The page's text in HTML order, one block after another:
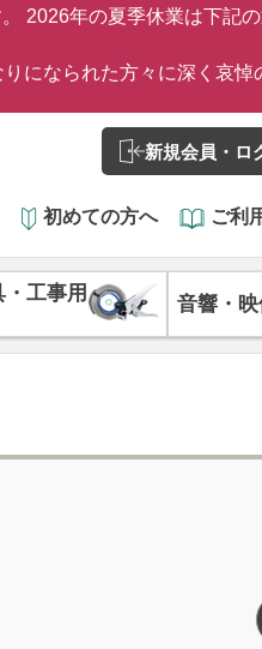
2026年の夏季休業は下記
になられた方々に深く哀
新規会員・ロ
初めての方へ ご利
・工事用
音響・映